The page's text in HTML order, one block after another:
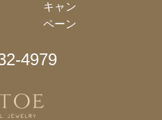
キャン
ペーン
4979